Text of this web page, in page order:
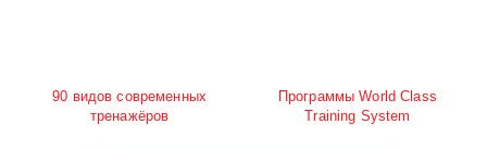
90 видов современных
тренажёров
Программы World Class
Training System